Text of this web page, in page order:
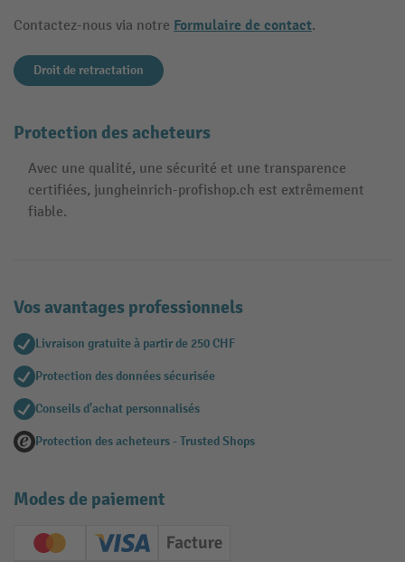
Contactez-nous via notre Formulaire de contact.
Droit de retractation
Protection des acheteurs
Avec une qualité, une sécurité et une transparence
certifiées, jungheinrich-profishop.ch est extrêmement
fiable.
Vos avantages professionnels
Livraison gratuite à partir de 250 CHF
Protection des données sécurisée
Conseils d'achat personnalisés
Protection des acheteurs - Trusted Shops
Modes de paiement
Creditcard (Master)Creditcard (Visa)
Facture